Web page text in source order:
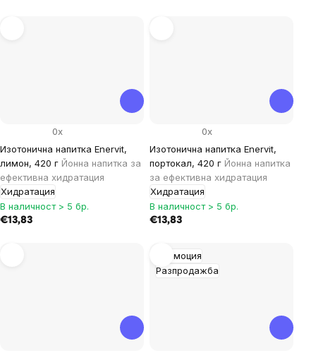
Изотонична напитка Enervit,
лимон, 420 г Йонна напитка за
ефективна хидратация
Хидратация
0x
В наличност > 5 бр.
€13,83
Изотонична напитка Enervit,
портокал, 420 г Йонна напитка
за ефективна хидратация
Хидратация
0x
В наличност > 5 бр.
€13,83
Промоция
Разпродажба